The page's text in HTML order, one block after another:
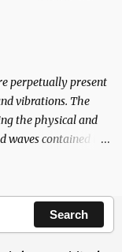
perpetually present
vibrations. The
the physical and
waves contained in
Search